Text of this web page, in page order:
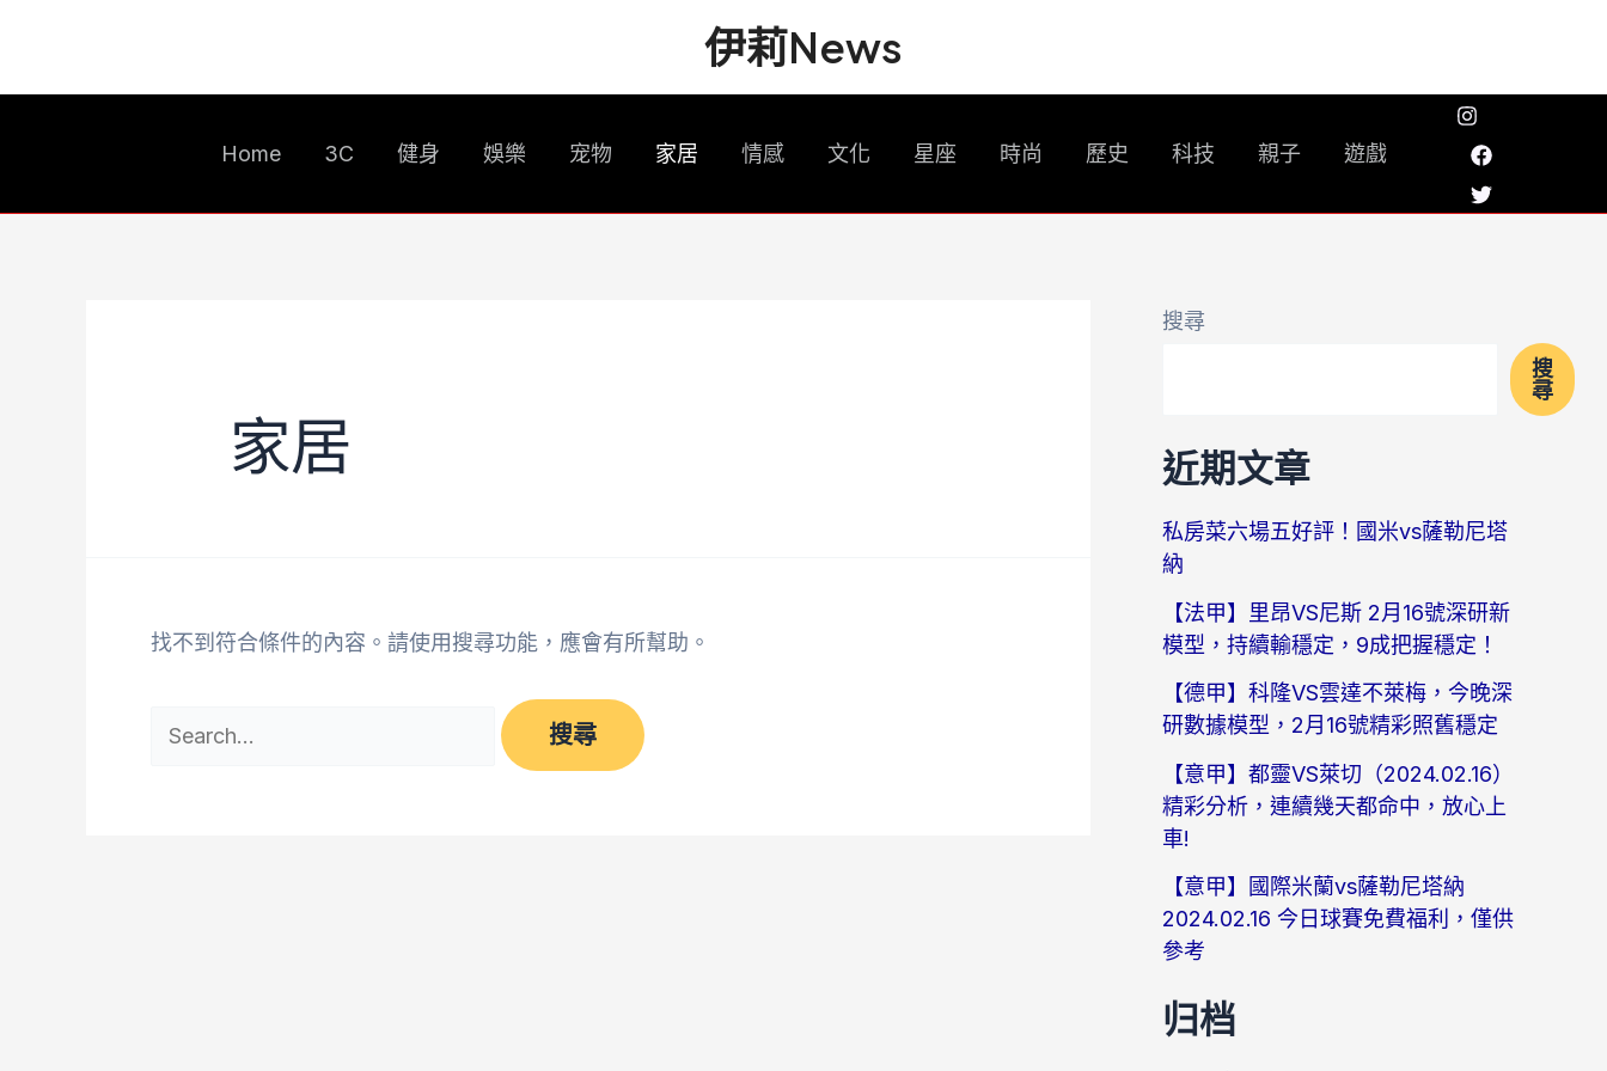
主
容
伊莉News
Home 3C 健身 娛樂 宠物 家居 情感 文化 星座 時尚 歷史 科技 親子 遊戲
家居
找不到符合條件的內容。請使用搜尋功能，應會有所幫助。
關
搜尋
搜
尋
近期文章
私房菜六場五好評！國米vs薩勒尼塔
納
【法甲】里昂VS尼斯 2月16號深研新
模型，持續輸穩定，9成把握穩定！
【德甲】科隆VS雲達不萊梅，今晚深
研數據模型，2月16號精彩照舊穩定
【意甲】都靈VS萊切（2024.02.16）
精彩分析，連續幾天都命中，放心上
車!
【意甲】國際米蘭vs薩勒尼塔納
2024.02.16 今日球賽免費福利，僅供
參考
归档